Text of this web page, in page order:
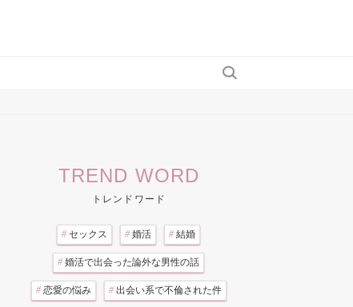
TREND WORD
トレンドワード
# セックス # 婚活 # 結婚
# 婚活で出会った論外な男性の話
# 恋愛の悩み # 出会い系で不倫された件